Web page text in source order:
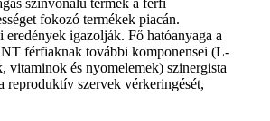
fokozó termékek piacán.
igazolják. Fő hatóanyaga a
férfiaknak további komponensei (L-
vitaminok és nyomelemek) szinergista
reproduktív szervek vérkeringését,